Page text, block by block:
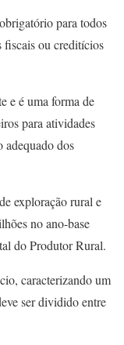
para todos
fiscais ou creditícios
e é uma forma de
para atividades
adequado dos
exploração rural e
no ano-base
do Produtor Rural.
caracterizando um
ser dividido entre